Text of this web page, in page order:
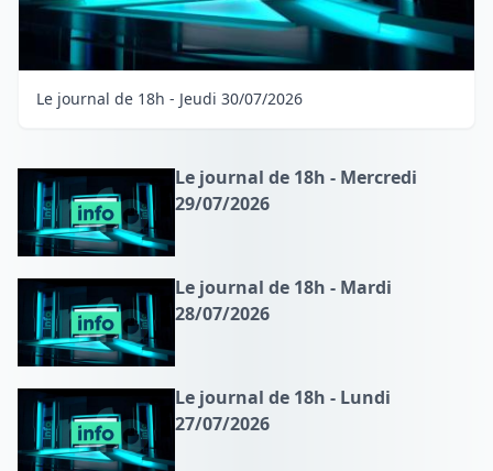
Le journal de 18h - Jeudi 30/07/2026
Le journal de 18h - Mercredi
29/07/2026
Le journal de 18h - Mardi
28/07/2026
Le journal de 18h - Lundi
27/07/2026